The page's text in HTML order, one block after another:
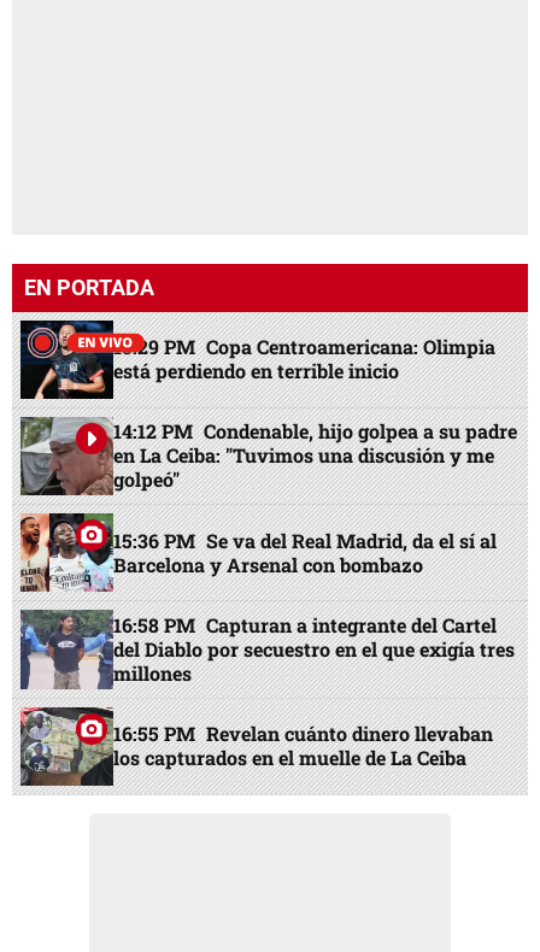
EN PORTADA
13:29 PM Copa Centroamericana: Olimpia
está perdiendo en terrible inicio
14:12 PM Condenable, hijo golpea a su padre
en La Ceiba: "Tuvimos una discusión y me
golpeó"
15:36 PM Se va del Real Madrid, da el sí al
Barcelona y Arsenal con bombazo
16:58 PM Capturan a integrante del Cartel
del Diablo por secuestro en el que exigía tres
millones
16:55 PM Revelan cuánto dinero llevaban
los capturados en el muelle de La Ceiba